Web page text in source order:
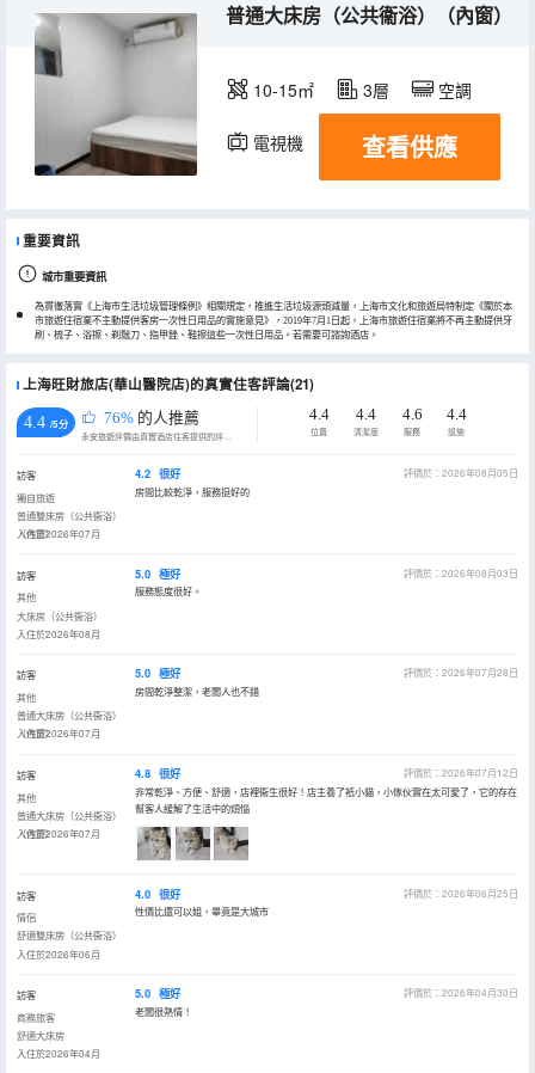
普通大床房（公共衞浴）（內窗）
10-15㎡ 3層 空調
電視機 查看供應
重要資訊
城市重要資訊
為貫徹落實《上海市生活垃圾管理條例》相關規定，推進生活垃圾源頭減量，上海市文化和旅遊局特制定《關於本
市旅遊住宿業不主動提供客房一次性日用品的實施意見》，2019年7月1日起，上海市旅遊住宿業將不再主動提供牙
刷、梳子、浴擦、剃鬚刀、指甲銼、鞋擦這些一次性日用品。若需要可諮詢酒店。
上海旺財旅店(華山醫院店)的真實住客評論(21)
4.4 /5分 76% 的人推薦
永安旅遊評價由真實酒店住客提供的評價。
4.4
位置
4.4
清潔度
4.6
服務
4.4
設施
訪客
獨自旅遊
普通雙床房（公共衞浴）
（內窗）
入住於2026年07月
4.2 很好
評價於：2026年08月05日
房間比較乾淨，服務挺好的
訪客
其他
大床房（公共衞浴）
入住於2026年08月
5.0 極好
評價於：2026年08月03日
服務態度很好。
訪客
其他
普通大床房（公共衞浴）
（內窗）
入住於2026年07月
5.0 極好
評價於：2026年07月28日
房間乾淨整潔，老闆人也不錯
訪客
其他
普通大床房（公共衞浴）
（內窗）
入住於2026年07月
4.8 很好
評價於：2026年07月12日
非常乾淨、方便、舒適，店裡衞生很好！店主養了衹小貓，小傢伙實在太可愛了，它的存在
幫客人緩解了生活中的煩惱
訪客
情侶
舒適雙床房（公共衞浴）
入住於2026年06月
4.0 很好
評價於：2026年06月25日
性價比還可以姐，畢竟是大城市
訪客
商務旅客
舒適大床房
入住於2026年04月
5.0 極好
評價於：2026年04月30日
老闆很熱情！